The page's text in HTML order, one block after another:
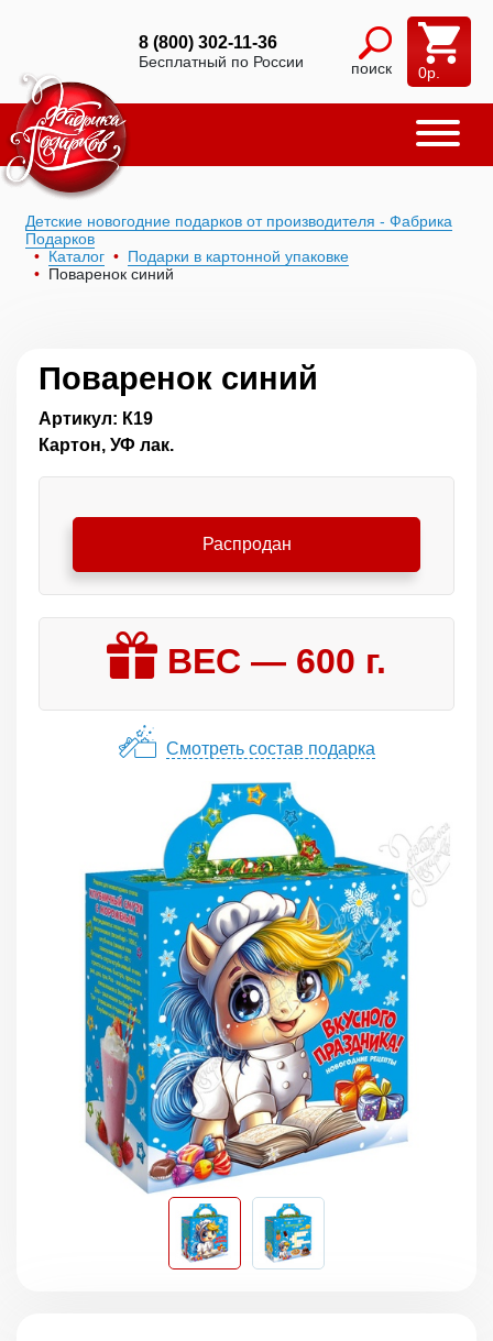
8 (800) 302-11-36
Бесплатный по России поиск 0р.
Детские новогодние подарков от производителя - Фабрика
Подарков
Каталог
Подарки в картонной упаковке
Поваренок синий
Поваренок синий
Артикул: К19
Картон, УФ лак.
Распродан
ВЕС — 600 г.
Смотреть состав подарка